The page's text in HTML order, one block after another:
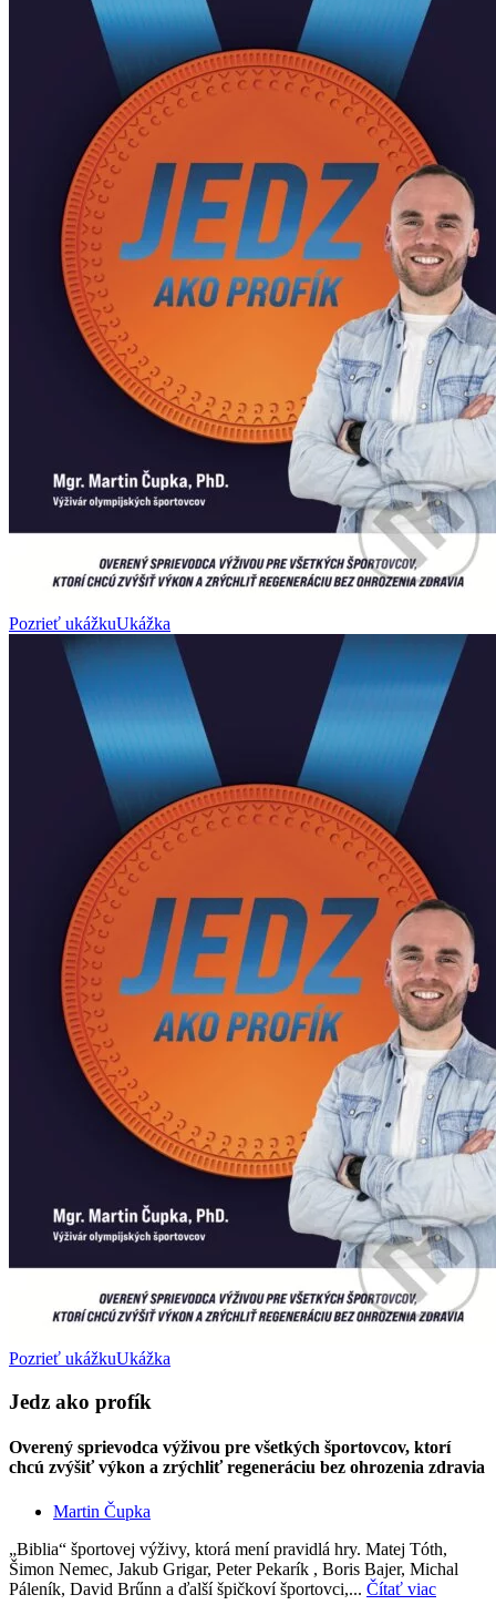
Pozrieť ukážkuUkážka
Pozrieť ukážkuUkážka
Jedz ako profík
Overený sprievodca výživou pre všetkých športovcov, ktorí
chcú zvýšiť výkon a zrýchliť regeneráciu bez ohrozenia zdravia
Martin Čupka
„Biblia“ športovej výživy, ktorá mení pravidlá hry. Matej Tóth,
Šimon Nemec, Jakub Grigar, Peter Pekarík , Boris Bajer, Michal
Páleník, David Brűnn a ďalší špičkoví športovci,... Čítať viac